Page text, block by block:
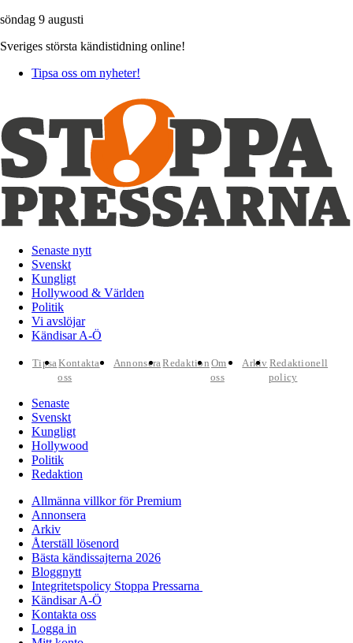
söndag 9 augusti
Sveriges största kändistidning online!
Tipsa oss om nyheter!
Senaste nytt
Svenskt
Kungligt
Hollywood & Världen
Politik
Vi avslöjar
Kändisar A-Ö
TipsaKontakta
oss
AnnonseraRedaktion Om
oss
Arkiv Redaktionell
policy
Senaste
Svenskt
Kungligt
Hollywood
Politik
Redaktion
Allmänna villkor för Premium
Annonsera
Arkiv
Återställ lösenord
Bästa kändissajterna 2026
Bloggnytt
Integritetspolicy Stoppa Pressarna
Kändisar A-Ö
Kontakta oss
Logga in